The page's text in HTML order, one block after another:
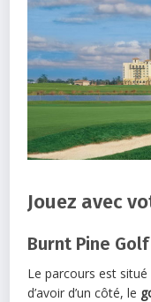
Jouez avec
Burnt Pine
Le parcours est
d’avoir d’un côté, le